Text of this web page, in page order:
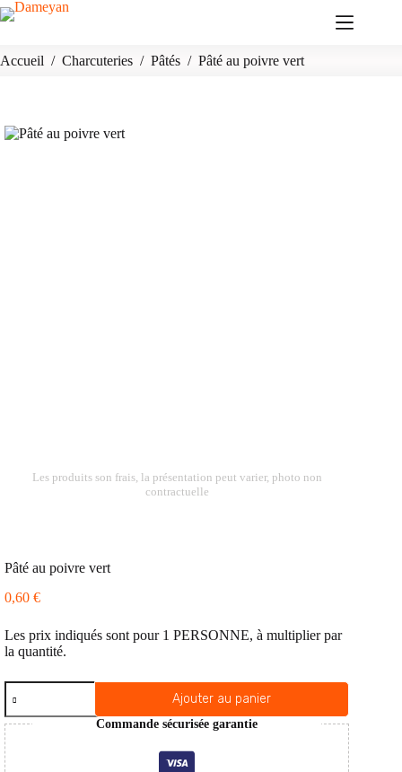
Passer
au
Accueil / Charcuteries / Pâtés / Pâté au poivre vert
Les produits son frais, la présentation peut varier, photo non
contractuelle
Pâté au poivre vert
0,60 €
Les prix indiqués sont pour 1 PERSONNE, à multiplier par
la quantité.
quantité
de
Pâté
au
poivre
vert
Ajouter au panier
Commande sécurisée garantie